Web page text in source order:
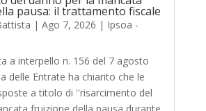
pausa: il trattamento fiscale
| Ago 7, 2026 | Ipsoa -
a interpello n. 156 del 7 agosto
delle Entrate ha chiarito che le
a titolo di ''risarcimento del
fruizione della pausa durante